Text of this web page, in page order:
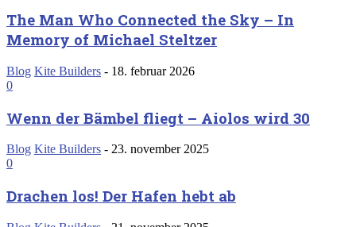
The Man Who Connected the Sky – In
Memory of Michael Steltzer
Blog Kite Builders - 18. februar 2026
0
Wenn der Bämbel fliegt – Aiolos wird 30
Blog Kite Builders - 23. november 2025
0
Drachen los! Der Hafen hebt ab